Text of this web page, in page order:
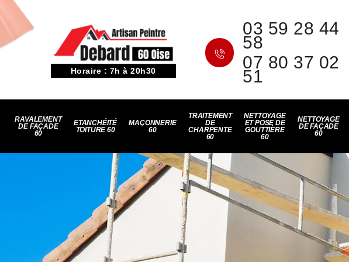
Horaire : 7h à 20h30
03 59 28 44
58
07 80 37 02
51
RAVALEMENT
DE FAÇADE
60
ETANCHÉITÉ
TOITURE 60
MAÇONNERIE
60
TRAITEMENT
DE
CHARPENTE
60
NETTOYAGE
ET POSE DE
GOUTTIÈRE
60
NETTOYAGE
DE FAÇADE
60